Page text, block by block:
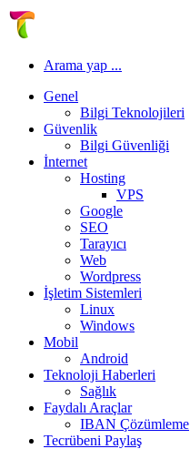
Arama yap ...
Genel
Bilgi Teknolojileri
Güvenlik
Bilgi Güvenliği
İnternet
Hosting
VPS
Google
SEO
Tarayıcı
Web
Wordpress
İşletim Sistemleri
Linux
Windows
Mobil
Android
Teknoloji Haberleri
Sağlık
Faydalı Araçlar
IBAN Çözümleme
Tecrübeni Paylaş